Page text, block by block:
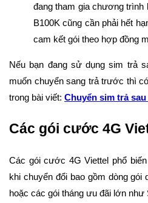
đang tham gia chương trình
B100K cũng cần phải hết
cam kết gói theo hợp đồng
Nếu bạn đang sử dụng sim trả
muốn chuyển sang trả trước thì
trong bài viết: Chuyển sim trả
Các gói cước 4G
Các gói cước 4G Viettel phổ
khi chuyển đổi bao gồm dòng gói
hoặc các gói tháng ưu đãi lớn như